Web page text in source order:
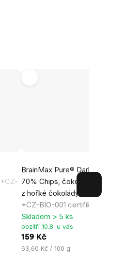
*CZ-
BrainMax Pure® Dark
70% Chips, čokoládové
z hořké čokolády, BIO, 250 g
*CZ-BIO-001 certifikát
hodnocení
produktu
je
5,0
z
5
hvězdiček.
Skladem > 5 ks
pozítří 10.8. u vás
159 Kč
Měrná
63,60 Kč / 100 g